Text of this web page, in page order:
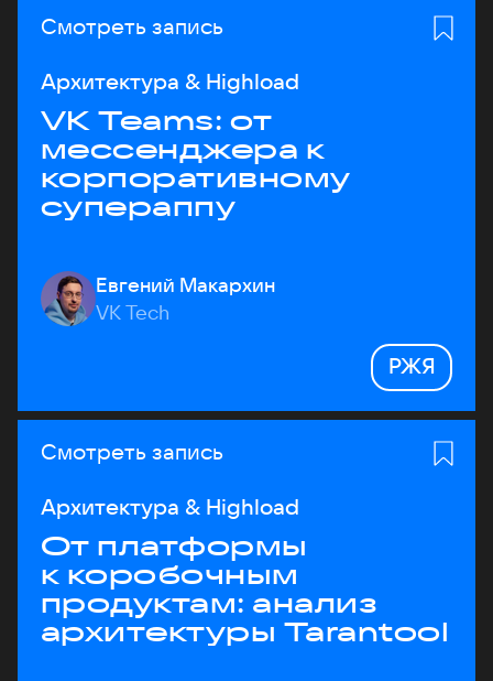
Смотреть запись
Архитектура & Highload
VK Teams: от
мессенджера к
корпоративному
супераппу
Евгений Макархин
VK Tech
РЖЯ
Смотреть запись
Архитектура & Highload
От платформы
к коробочным
продуктам: анализ
архитектуры Tarantool